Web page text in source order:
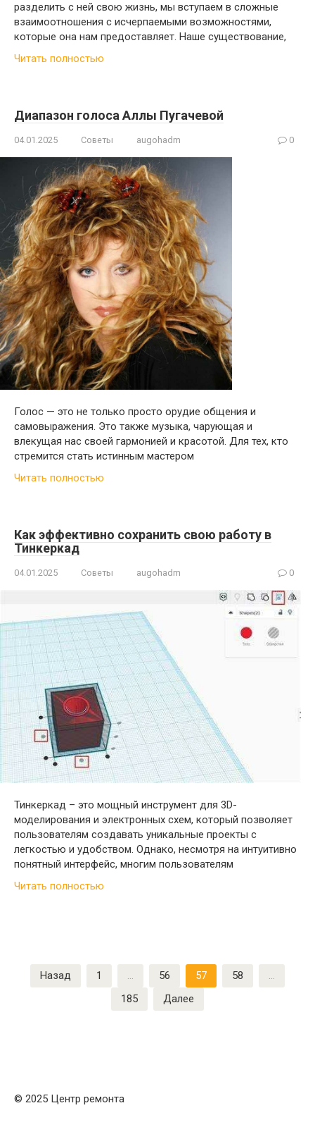
разделить с ней свою жизнь, мы вступаем в сложные
взаимоотношения с исчерпаемыми возможностями,
которые она нам предоставляет. Наше существование,
Читать полностью
Диапазон голоса Аллы Пугачевой
04.01.2025 Советы augohadm 0
Голос — это не только просто орудие общения и
самовыражения. Это также музыка, чарующая и
влекущая нас своей гармонией и красотой. Для тех, кто
стремится стать истинным мастером
Читать полностью
Как эффективно сохранить свою работу в
Тинкеркад
04.01.2025 Советы augohadm 0
Тинкеркад – это мощный инструмент для 3D-
моделирования и электронных схем, который позволяет
пользователям создавать уникальные проекты с
легкостью и удобством. Однако, несмотря на интуитивно
понятный интерфейс, многим пользователям
Читать полностью
Пагинация
записей
Назад 1 … 56 57 58
…
185
Далее
© 2025 Центр ремонта